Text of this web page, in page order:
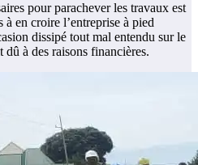
pour parachever les travaux est
en croire l’entreprise à pied
dissipé tout mal entendu sur le
à des raisons financières.